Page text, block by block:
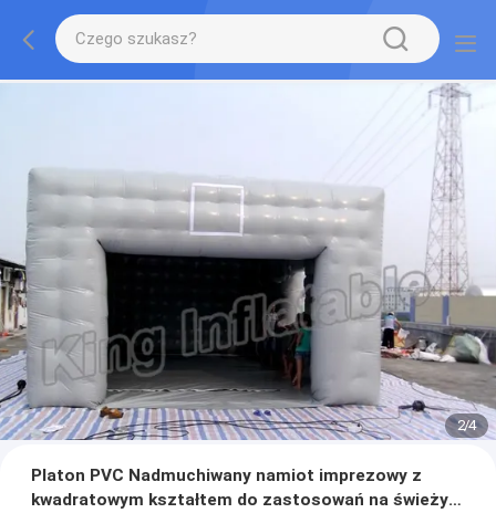
2/4
Platon PVC Nadmuchiwany namiot imprezowy z
kwadratowym kształtem do zastosowań na świeżym